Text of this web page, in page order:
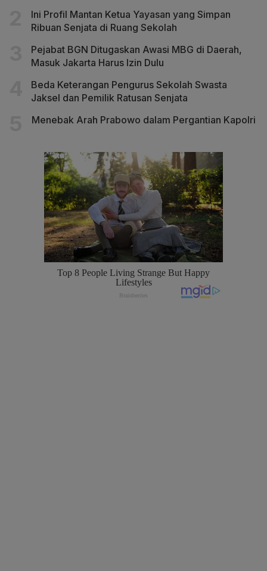
Ini Profil Mantan Ketua Yayasan yang Simpan
Ribuan Senjata di Ruang Sekolah
Pejabat BGN Ditugaskan Awasi MBG di Daerah,
Masuk Jakarta Harus Izin Dulu
Beda Keterangan Pengurus Sekolah Swasta
Jaksel dan Pemilik Ratusan Senjata
Menebak Arah Prabowo dalam Pergantian Kapolri